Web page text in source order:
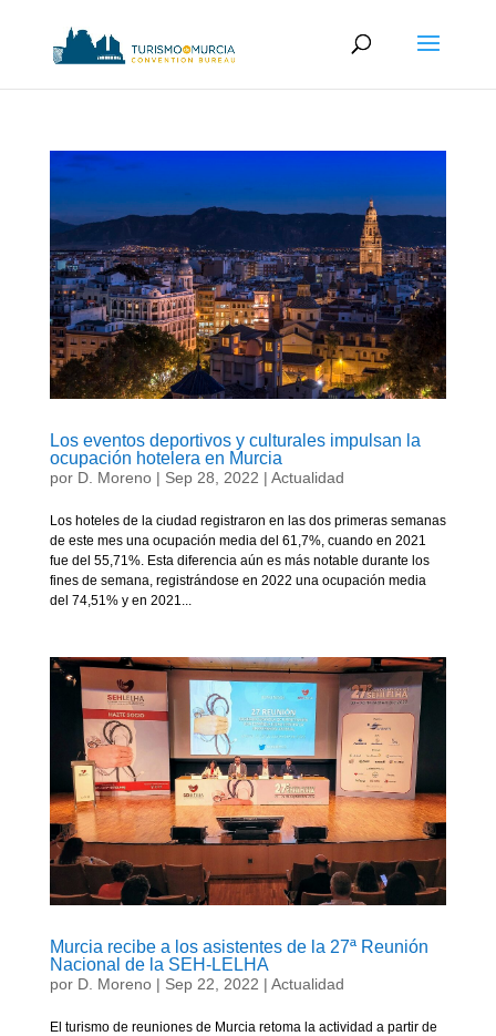
Los eventos deportivos y culturales impulsan la
ocupación hotelera en Murcia
por D. Moreno| Sep 28, 2022 | Actualidad
Los hoteles de la ciudad registraron en las dos primeras semanas
de este mes una ocupación media del 61,7%, cuando en 2021
fue del 55,71%. Esta diferencia aún es más notable durante los
fines de semana, registrándose en 2022 una ocupación media
del 74,51% y en 2021...
Murcia recibe a los asistentes de la 27ª Reunión
Nacional de la SEH-LELHA
por D. Moreno| Sep 22, 2022 | Actualidad
El turismo de reuniones de Murcia retoma la actividad a partir de